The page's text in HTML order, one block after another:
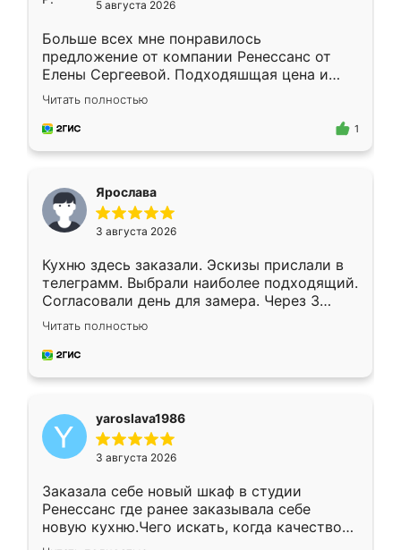
5 августа 2026
Больше всех мне понравилось
предложение от компании Ренессанс от
Елены Сергеевой. Подходяшщая цена и
короткие сроки изготовления. Приехавший
для замера сотрудник Владислав
предложил по моему эскизу самый
Читать полностью
1
Ярослава
3 августа 2026
Кухню здесь заказали. Эскизы прислали в
телеграмм. Выбрали наиболее подходящий.
Согласовали день для замера. Через 3
недели кухня была уже готова. Остались
довольны работой. Спасибо Ренессанс
мебель за качественную работу!
Читать полностью
yaroslava1986
3 августа 2026
Заказала себе новый шкаф в студии
Ренессанс где ранее заказывала себе
новую кухню.Чего искать, когда качеством
вполне довольна. Служит кухня уже почти